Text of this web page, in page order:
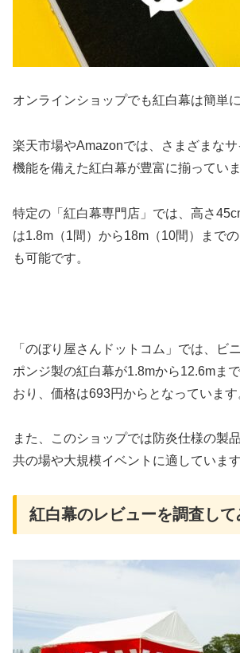
オンラインショップでも紅白幕は簡単
楽天市場やAmazonでは、さまざまな
機能を備えた紅白幕が豊富に揃っていま
特定の「紅白幕専門店」では、高さ
は1.8m（1間）から18m（10間）まで
も可能です。
「のぼり屋さんドットコム」では、ビ
ポンジ製の紅白幕が1.8mから12.6mま
おり、価格は693円からとなっています
また、このショップでは防炎仕様の製
共の場や大規模イベントに適しています
紅白幕のレビューを調査して